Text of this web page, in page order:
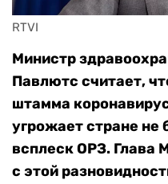
RTVI
Министр
Павлютс считает,
штамма
угрожает стране не
всплеск ОРЗ. Глава
с этой